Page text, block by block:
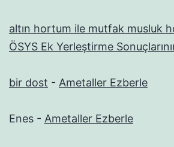
altın hortum ile mutfak musluk
ÖSYS Ek Yerleştirme
bir dost - Ametaller Ezberle
Enes - Ametaller Ezberle